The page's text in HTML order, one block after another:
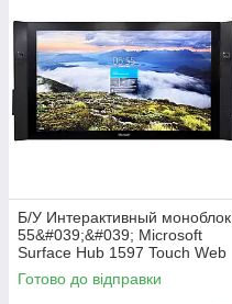
Б/У Интерактивный моноблок
55&#039;&#039; Microsoft
Surface Hub 1597 Touch Web
(i5-4590/8/128SSD) - Class A-
Готово до відправки